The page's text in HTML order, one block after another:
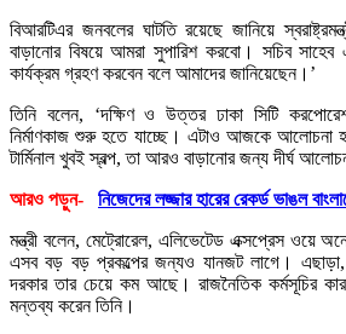
বিআরটিএর জনবলের ঘাটতি রয়েছে জানিয়ে
বাড়ানোর বিষয়ে আমরা সুপারিশ করবো। সচিব সাহেব
কার্যক্রম গ্রহণ করবেন বলে আমাদের জানিয়েছেন।’
তিনি বলেন, ‘দক্ষিণ ও উত্তর ঢাকা সিটি
নির্মাণকাজ শুরু হতে যাচ্ছে। এটাও আজকে আলোচনা
টার্মিনাল খুবই স্বল্প, তা আরও বাড়ানোর জন্য দীর্ঘ
আরও পড়ুন- নিজেদের লজ্জার হারের রেকর্ড ভাঙল
মন্ত্রী বলেন, মেট্রোরেল, এলিভেটেড এক্সপ্রেস ওয়ে
এসব বড় বড় প্রকল্পের জন্যও যানজট লাগে। এছাড়া,
দরকার তার চেয়ে কম আছে। রাজনৈতিক কর্মসূচির
মন্তব্য করেন তিনি।